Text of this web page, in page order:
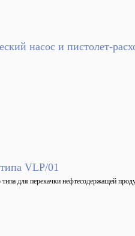
насос и пистолет-
VLP/01
для перекачки нефтесодержащей